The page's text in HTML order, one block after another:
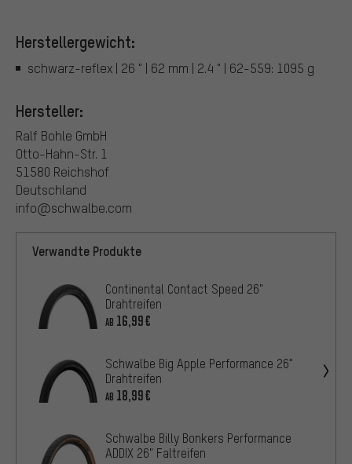
Herstellergewicht:
schwarz-reflex | 26 " | 62 mm | 2.4 " | 62-559: 1095 g
Hersteller:
Ralf Bohle GmbH
Otto-Hahn-Str. 1
51580 Reichshof
Deutschland
info@schwalbe.com
Verwandte Produkte
Continental Contact Speed 26"
Drahtreifen
AB 16,99€
Schwalbe Big Apple Performance 26"
Drahtreifen
AB 18,99€
Schwalbe Billy Bonkers Performance
ADDIX 26" Faltreifen